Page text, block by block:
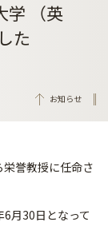
学 （英
た
お知らせ
誉教授に任命さ
月30日となって